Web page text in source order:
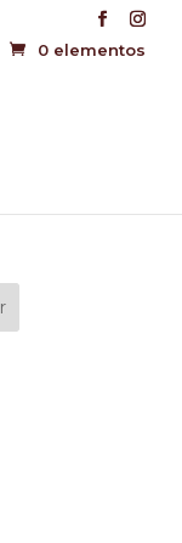
0 elementos